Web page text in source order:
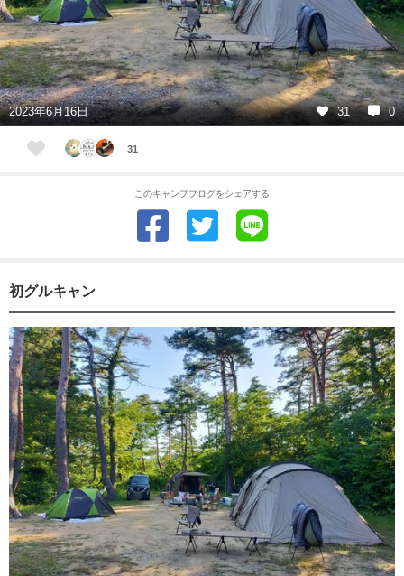
2023年6月16日 31 0
31
このキャンプブログをシェアする
初グルキャン